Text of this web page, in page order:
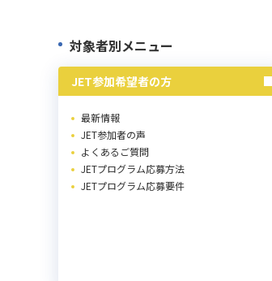
対象者別メニュー
JET参加希望者の方
最新情報
JET参加者の声
よくあるご質問
JETプログラム応募方法
JETプログラム応募要件